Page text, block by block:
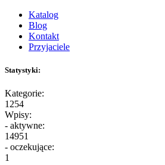
Katalog
Blog
Kontakt
Przyjaciele
Statystyki:
Kategorie:
1254
Wpisy:
- aktywne:
14951
- oczekujące:
1